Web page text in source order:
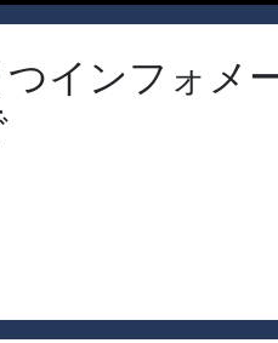
インフォメ